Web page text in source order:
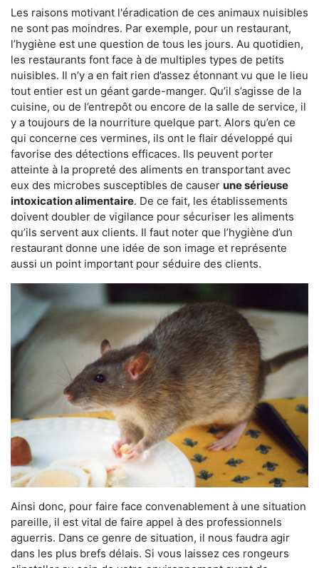
Les raisons motivant l'éradication de ces animaux nuisibles
ne sont pas moindres. Par exemple, pour un restaurant,
l’hygiène est une question de tous les jours. Au quotidien,
les restaurants font face à de multiples types de petits
nuisibles. Il n’y a en fait rien d’assez étonnant vu que le lieu
tout entier est un géant garde-manger. Qu’il s’agisse de la
cuisine, ou de l’entrepôt ou encore de la salle de service, il
y a toujours de la nourriture quelque part. Alors qu’en ce
qui concerne ces vermines, ils ont le flair développé qui
favorise des détections efficaces. Ils peuvent porter
atteinte à la propreté des aliments en transportant avec
eux des microbes susceptibles de causer une sérieuse
intoxication alimentaire. De ce fait, les établissements
doivent doubler de vigilance pour sécuriser les aliments
qu’ils servent aux clients. Il faut noter que l’hygiène d’un
restaurant donne une idée de son image et représente
aussi un point important pour séduire des clients.
Ainsi donc, pour faire face convenablement à une situation
pareille, il est vital de faire appel à des professionnels
aguerris. Dans ce genre de situation, il nous faudra agir
dans les plus brefs délais. Si vous laissez ces rongeurs